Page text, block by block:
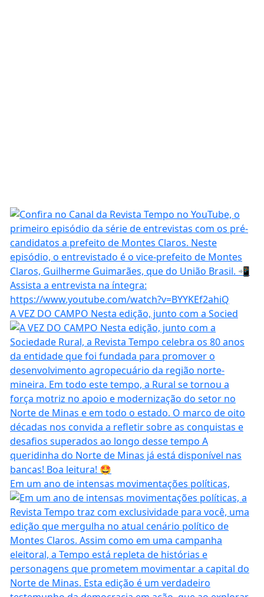
A VEZ DO CAMPO Nesta edição, junto com a Socied
Em um ano de intensas movimentações políticas,